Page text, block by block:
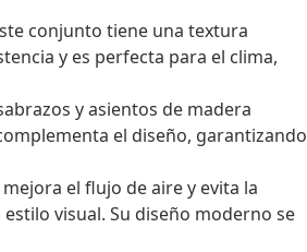
conjunto tiene una textura
y es perfecta para el clima,
y asientos de madera
el diseño, garantizando
el flujo de aire y evita la
visual. Su diseño moderno se